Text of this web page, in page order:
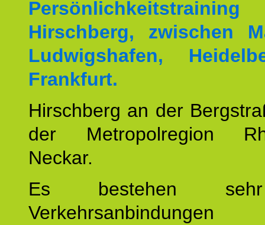
Hirschberg, zwischen
Ludwigshafen,
Frankfurt.
Hirschberg an der
der Metropolregion
Neckar.
Es bestehen